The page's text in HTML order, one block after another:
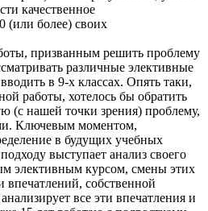
качественное
(или более) своих
призванным решить проблему
различные элективные
в 9-х классах. Опять таки,
работы, хотелось бы обратить
(с нашей точки зрения) проблему,
Ключевым моментом,
в будущих учебных
выступает анализ своего
элективным курсом, смены этих
собственной
анализирует все эти впечатления и